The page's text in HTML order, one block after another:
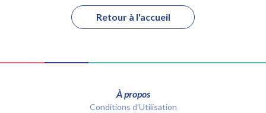
Retour à l'accueil
À propos
Conditions d’Utilisation